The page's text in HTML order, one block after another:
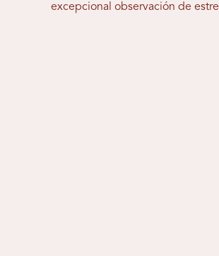
excepcional observación de